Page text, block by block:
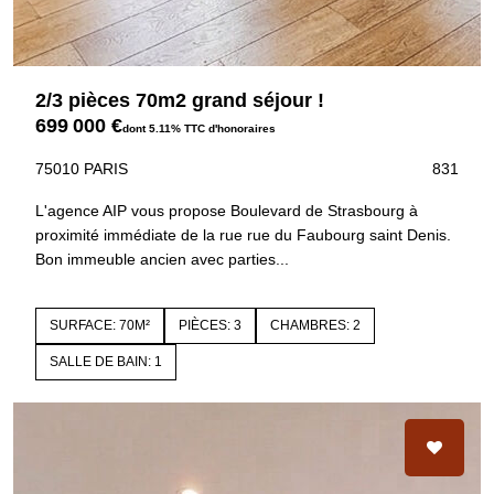
2/3 pièces 70m2 grand séjour !
699 000 €dont 5.11% TTC d'honoraires
75010 PARIS 831
L'agence AIP vous propose Boulevard de Strasbourg à
proximité immédiate de la rue rue du Faubourg saint Denis.
Bon immeuble ancien avec parties...
SURFACE: 70M² PIÈCES: 3 CHAMBRES: 2
SALLE DE BAIN: 1